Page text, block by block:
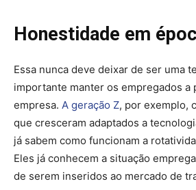
Honestidade em
Essa nunca deve deixar de ser uma
importante manter os empregados a
empresa. A geração Z, por exemplo,
que cresceram adaptados a
já sabem como funcionam a
Eles já conhecem a situação
de serem inseridos ao mercado de